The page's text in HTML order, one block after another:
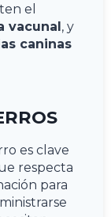
el
vacunal, y
caninas
es clave
respecta
para